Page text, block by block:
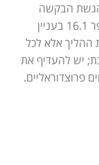
הגשת הבקשה
עומדת בניגוד להנחיית פרקליט המדינה מספר 16.1 בעניין
ההליך אלא לכל
יש להעדיף את
פרוצדוראליים.